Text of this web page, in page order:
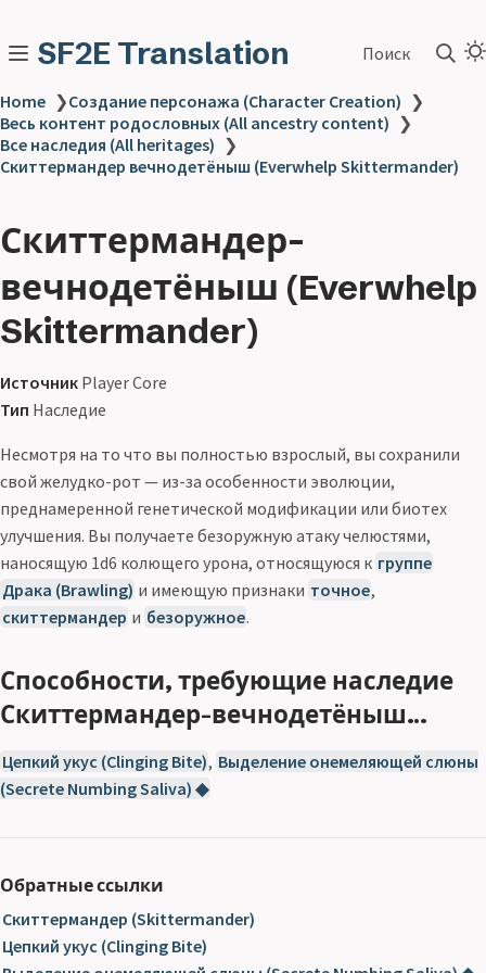
SF2E Translation Поиск
Home ❯Создание персонажа (Character Creation) ❯
Весь контент родословных (All ancestry content) ❯
Все наследия (All heritages) ❯
Скиттермандер вечнодетёныш (Everwhelp Skittermander)
Скиттермандер-
вечнодетёныш (Everwhelp
Skittermander)
Источник Player Core
Тип Наследие
Несмотря на то что вы полностью взрослый, вы сохранили
свой желудко-рот — из-за особенности эволюции,
преднамеренной генетической модификации или биотех
улучшения. Вы получаете безоружную атаку челюстями,
наносящую 1d6 колющего урона, относящуюся к группе
Драка (Brawling) и имеющую признаки точное,
скиттермандер и безоружное.
Способности, требующие наследие
Скиттермандер-вечнодетёныш…
Цепкий укус (Clinging Bite), Выделение онемеляющей слюны
(Secrete Numbing Saliva) ◆
Обратные ссылки
Скиттермандер (Skittermander)
Цепкий укус (Clinging Bite)